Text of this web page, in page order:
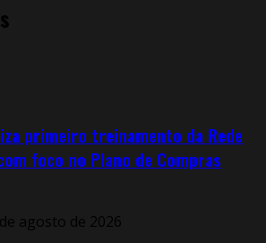
primeiro treinamento da Rede
foco no Plano de Compras
agosto de 2026